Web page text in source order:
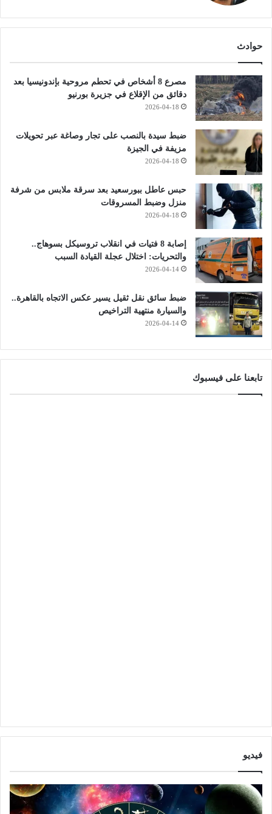
حوادث
مصرع 8 أشخاص في تحطم مروحية بإندونيسيا بعد
دقائق من الإقلاع في جزيرة بورنيو
2026-04-18
ضبط سيدة بالنصب على تجار وصاغة عبر تحويلات
مزيفة في الجيزة
2026-04-18
حبس عاطل ببورسعيد بعد سرقة ملابس من شرفة
منزل وضبط المسروقات
2026-04-18
إصابة 8 فتيات في انقلاب تروسيكل بسوهاج..
والتحريات: اختلال عجلة القيادة السبب
2026-04-14
ضبط سائق نقل ثقيل يسير عكس الاتجاه بالقاهرة..
والسيارة منتهية التراخيص
2026-04-14
تابعنا على فيسبوك
فيديو
و